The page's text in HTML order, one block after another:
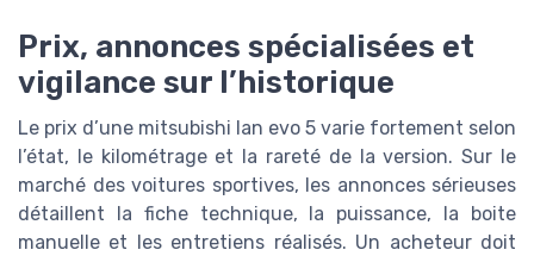
Prix, annonces spécialisées et
vigilance sur l’historique
Le prix d’une mitsubishi lan evo 5 varie fortement selon
l’état, le kilométrage et la rareté de la version. Sur le
marché des voitures sportives, les annonces sérieuses
détaillent la fiche technique, la puissance, la boite
manuelle et les entretiens réalisés. Un acheteur doit